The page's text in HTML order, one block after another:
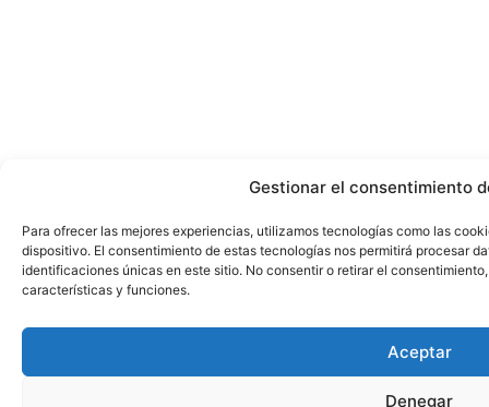
Gestionar el consentimiento
Para ofrecer las mejores experiencias, utilizamos tecnologías como las
dispositivo. El consentimiento de estas tecnologías nos permitirá procesar
identificaciones únicas en este sitio. No consentir o retirar el
características y funciones.
Aceptar
Denegar